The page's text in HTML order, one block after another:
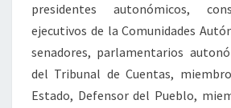
presidentes autonómicos,
ejecutivos de la Comunidades
senadores, parlamentarios
del Tribunal de Cuentas,
Estado, Defensor del Pueblo,